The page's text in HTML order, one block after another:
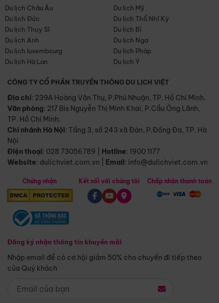
Du lịch Châu Âu
Du lịch Mỹ
Du lịch Đức
Du lịch Thổ Nhĩ Kỳ
Du lịch Thụy Sĩ
Du lịch Bỉ
Du lịch Anh
Du lịch Nga
Du lịch luxembourg
Du lịch Pháp
Du lịch Hà Lan
Du lịch Ý
CÔNG TY CỔ PHẦN TRUYỀN THÔNG DU LỊCH VIỆT
Địa chỉ: 239A Hoàng Văn Thụ, P.Phú Nhuận, TP. Hồ Chí Minh.
Văn phòng: 217 Bis Nguyễn Thị Minh Khai, P.Cầu Ông Lãnh,
TP. Hồ Chí Minh.
Chi nhánh Hà Nội: Tầng 3, số 243 xã Đàn, P.Đống Đa, TP. Hà
Nội
Điện thoại: 028 73056789 Hotline: 1900 1177
Website: dulichviet.com.vn Email: info@dulichviet.com.vn
Chứng nhận
Đăng ký nhận thông tin khuyến mãi
Nhập email để có cơ hội giảm 50% cho chuyến đi tiếp theo
của Quý khách
Kết nối với chúng tôi Chấp nhận thanh toán